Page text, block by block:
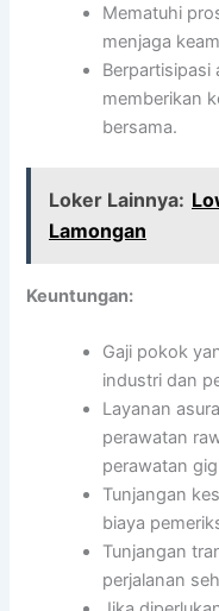
Mematuhi
menjaga
Berpartisipasi
memberikan
bersama.
Loker Lainnya:
Lamongan
Keuntungan:
Gaji pokok
industri dan
Layanan
perawatan
perawatan
Tunjangan
biaya
Tunjangan
perjalanan